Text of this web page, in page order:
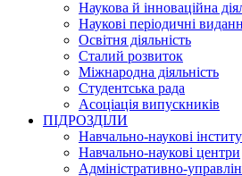
Наукова й інноваційна
Наукові періодичні
Освітня діяльність
Сталий розвиток
Міжнародна діяльність
Студентська рада
Асоціація випускників
ПІДРОЗДІЛИ
Навчально-наукові
Навчально-наукові центри
Адміністративно-